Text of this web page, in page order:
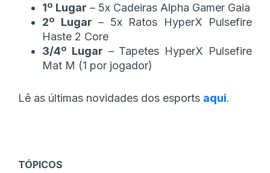
1º Lugar – 5x Cadeiras Alpha Gamer Gaia
2º Lugar – 5x Ratos HyperX Pulsefire
Haste 2 Core
3/4º Lugar – Tapetes HyperX Pulsefire
Mat M (1 por jogador)
Lê as últimas novidades dos esports aqui.
TÓPICOS